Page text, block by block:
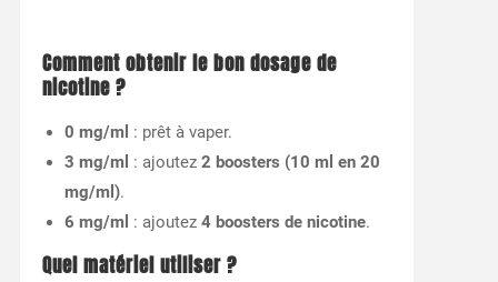
Comment obtenir le bon dosage de
nicotine ?
0 mg/ml : prêt à vaper.
3 mg/ml : ajoutez 2 boosters (10 ml en 20
mg/ml).
6 mg/ml : ajoutez 4 boosters de nicotine.
Quel matériel utiliser ?